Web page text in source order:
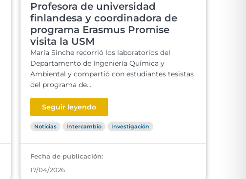
Profesora de universidad
finlandesa y coordinadora de
programa Erasmus Promise
visita la USM
María Sinche recorrió los laboratorios del
Departamento de Ingeniería Química y
Ambiental y compartió con estudiantes tesistas
del programa de...
Seguir leyendo
Noticias Intercambio Investigación
Fecha de publicación:
17/04/2026